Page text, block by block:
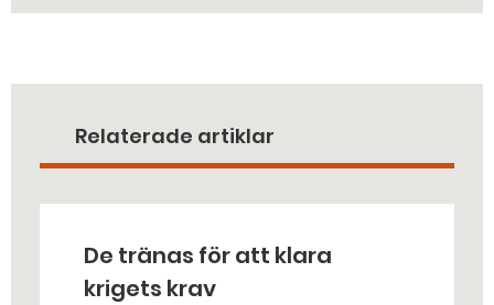
Relaterade artiklar
De tränas för att klara
krigets krav